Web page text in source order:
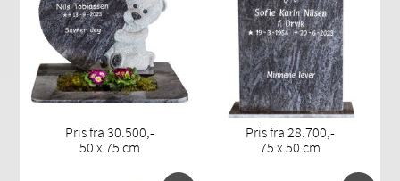
Pris fra 30.500,-
50 x 75 cm
Pris fra 28.700,-
75 x 50 cm